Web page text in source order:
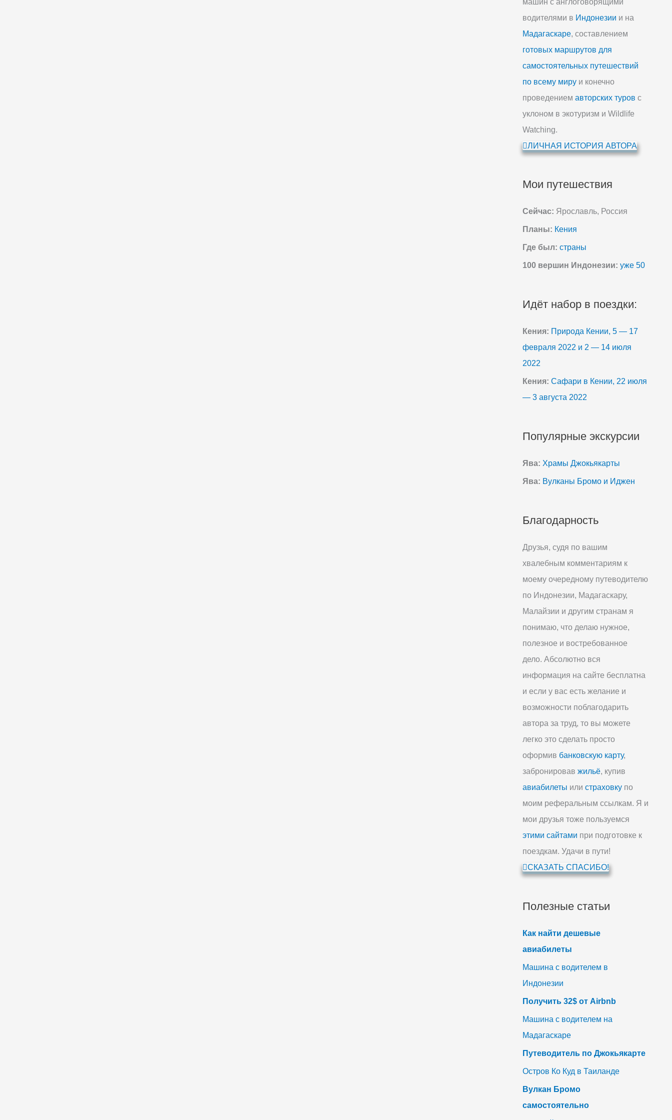
водителями в Индонезии и на
Мадагаскаре, составлением
готовых маршрутов для
самостоятельных путешествий
по всему мируи конечно
проведением авторских туров с
уклоном в экотуризм и Wildlife
Watching.
ЛИЧНАЯ ИСТОРИЯ АВТОРА
Мои путешествия
Сейчас: Ярославль, Россия
Планы: Кения
Где был: страны
100 вершин Индонезии: уже 50
Идёт набор в поездки:
Кения: Природа Кении, 5 — 17
февраля 2022 и 2 — 14 июля
2022
Кения: Сафари в Кении, 22 июля
— 3 августа 2022
Популярные экскурсии
Ява: Храмы Джокьякарты
Ява: Вулканы Бромо и Иджен
Благодарность
Друзья, судя по вашим
хвалебным комментариям к
моему очередному путеводителю
по Индонезии, Мадагаскару,
Малайзии и другим странам я
понимаю, что делаю нужное,
полезное и востребованное
дело. Абсолютно вся
информация на сайте бесплатна
и если у вас есть желание и
возможности поблагодарить
автора за труд, то вы можете
легко это сделать просто
оформив банковскую карту,
забронировав жильё, купив
авиабилеты или страховкупо
моим реферальным ссылкам. Я и
мои друзья тоже пользуемся
этими сайтами при подготовке к
поездкам. Удачи в пути!
СКАЗАТЬ СПАСИБО!
Полезные статьи
Как найти дешевые
авиабилеты
Машина с водителем в
Индонезии
Получить 32$ от Airbnb
Машина с водителем на
Мадагаскаре
Путеводитель по Джокьякарте
Остров Ко Куд в Таиланде
Вулкан Бромо
самостоятельно